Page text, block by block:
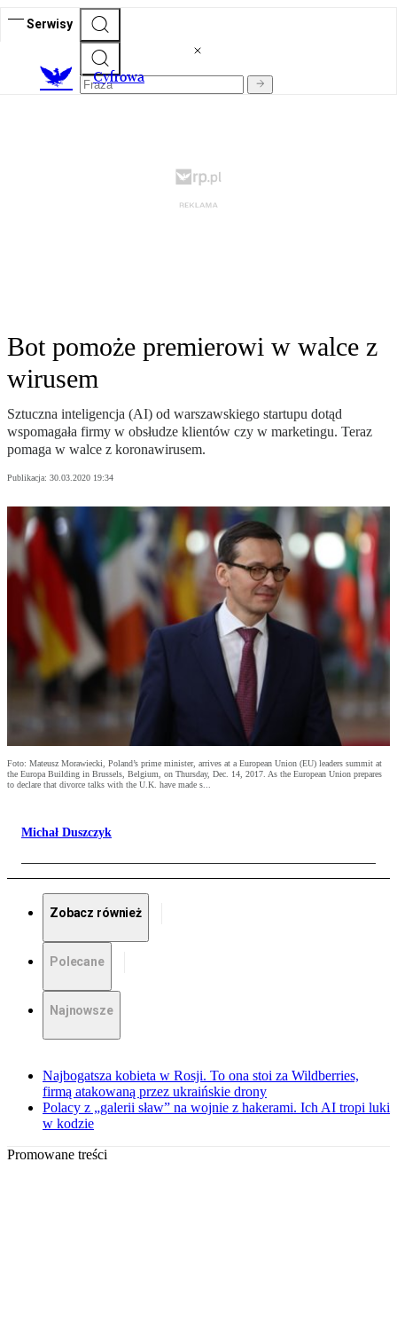
Serwisy
Cyfrowa
Bot pomoże premierowi w walce z
wirusem
Sztuczna inteligencja (AI) od warszawskiego startupu dotąd
wspomagała firmy w obsłudze klientów czy w marketingu. Teraz
pomaga w walce z koronawirusem.
Publikacja: 30.03.2020 19:34
Foto: Mateusz Morawiecki, Poland’s prime minister, arrives at a European Union (EU) leaders summit at
the Europa Building in Brussels, Belgium, on Thursday, Dec. 14, 2017. As the European Union prepares
to declare that divorce talks with the U.K. have made s...
Michał Duszczyk
Zobacz również
Polecane
Najnowsze
Najbogatsza kobieta w Rosji. To ona stoi za Wildberries,
firmą atakowaną przez ukraińskie drony
Polacy z „galerii sław” na wojnie z hakerami. Ich AI tropi luki
w kodzie
Promowane treści